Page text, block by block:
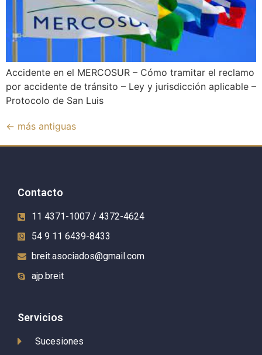
Accidente en el MERCOSUR – Cómo tramitar el reclamo
por accidente de tránsito – Ley y jurisdicción aplicable –
Protocolo de San Luis
← más antiguas
Contacto
11 4371-1007 / 4372-4624
54 9 11 6439-8433
breit.asociados@gmail.com
ajp.breit
Servicios
Sucesiones